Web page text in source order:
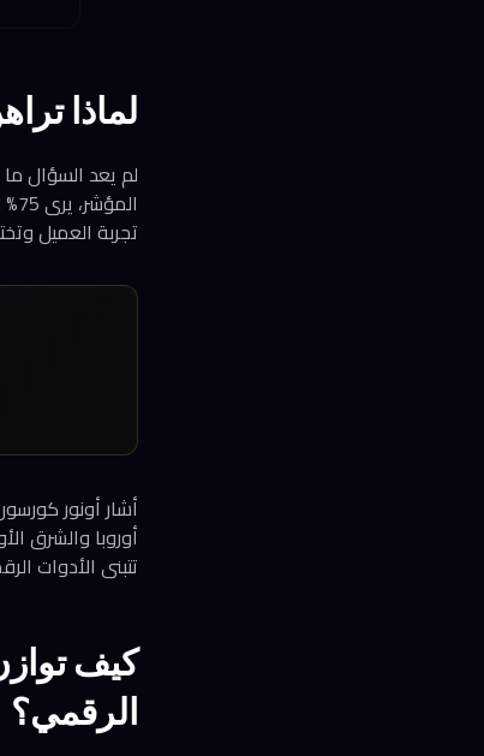
لماذا
لم يعد السؤال
تجربة العميل
أشار أونور
أوروبا والشرق
تتبنى الأدوات
كيف
الرقمي؟